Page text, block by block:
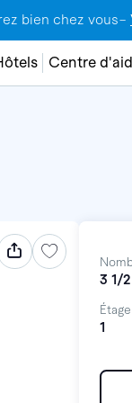
bien chez vous–
Centre
3 1/2
Étage
1